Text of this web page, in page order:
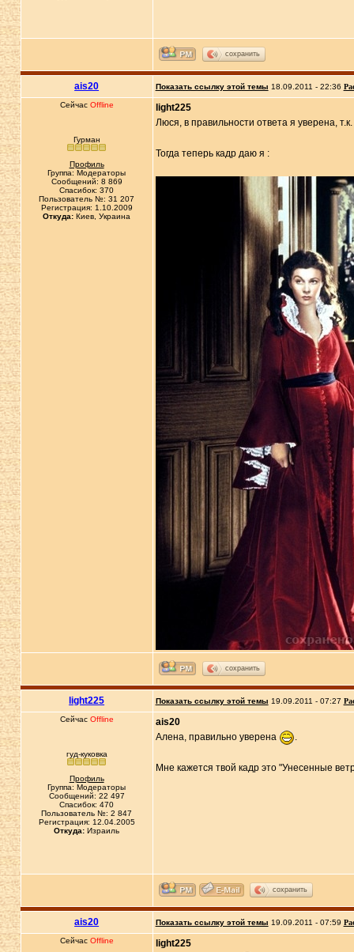
сохранить
ais20 Показать ссылку этой темы 18.09.2011 - 22:36
Сейчас Offline
Гурман
Профиль
Группа: Модераторы
Сообщений: 8 869
Спасибок: 370
Пользователь №: 31 207
Регистрация: 1.10.2009
Откуда: Киев, Украина
light225
Люся, в правильности ответа я уверена,
Тогда теперь кадр даю я :
сохранить
light225 Показать ссылку этой темы 19.09.2011 - 07:27
Сейчас Offline
гуд-куковка
Профиль
Группа: Модераторы
Сообщений: 22 497
Спасибок: 470
Пользователь №: 2 847
Регистрация: 12.04.2005
Откуда: Израиль
ais20
Алена, правильно уверена
.
Мне кажется твой кадр это "Унесенные
сохранить
ais20 Показать ссылку этой темы 19.09.2011 - 07:59
Сейчас Offline
light225